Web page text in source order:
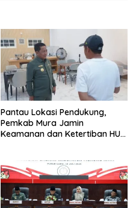
Pantau Lokasi Pendukung,
Pemkab Mura Jamin
Keamanan dan Ketertiban HUT